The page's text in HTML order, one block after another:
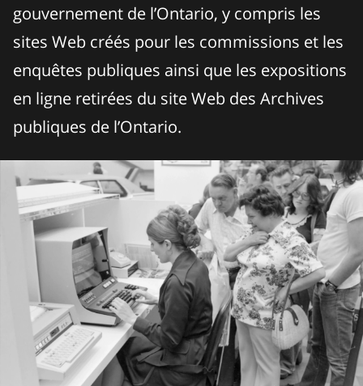
gouvernement de l’Ontario, y compris les
sites Web créés pour les commissions et les
enquêtes publiques ainsi que les expositions
en ligne retirées du site Web des Archives
publiques de l’Ontario.